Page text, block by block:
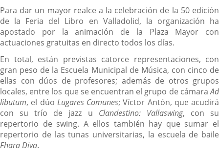
Para dar un mayor realce a la celebración de la 50 edición
de la Feria del Libro en Valladolid, la organización ha
apostado por la animación de la Plaza Mayor con
actuaciones gratuitas en directo todos los días.
En total, están previstas catorce representaciones, con
gran peso de la Escuela Municipal de Música, con cinco de
ellas con dúos de profesores; además de otros grupos
locales, entre los que se encuentran el grupo de cámaraAd
libutum, el dúo Lugares Comunes; Víctor Antón, que acudirá
con su trío de jazz u Clandestino: Vallaswing, con su
repertorio de swing. A ellos también hay que sumar el
repertorio de las tunas universitarias, la escuela de baile
Fhara Diva.